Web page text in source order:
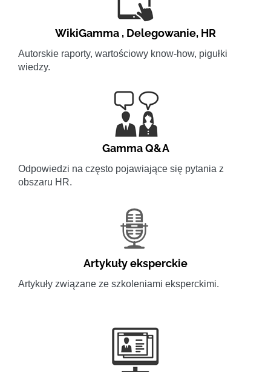
WikiGamma , Delegowanie, HR
Autorskie raporty, wartościowy know-how, pigułki
wiedzy.
Gamma Q&A
Odpowiedzi na często pojawiające się pytania z
obszaru HR.
Artykuły eksperckie
Artykuły związane ze szkoleniami eksperckimi.